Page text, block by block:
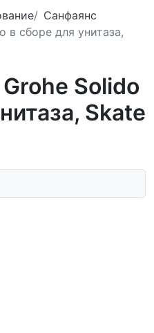
Санфаянс
в сборе для унитаза,
Solido
Skate